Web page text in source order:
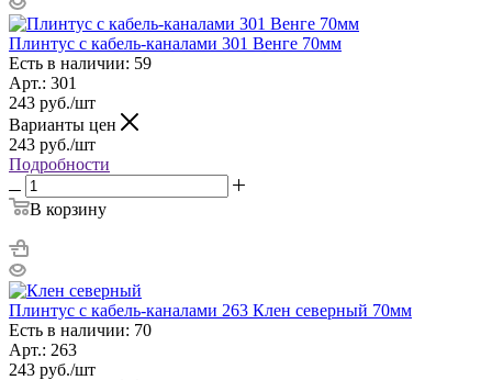
Плинтус с кабель-каналами 301 Венге 70мм
Есть в наличии: 59
Арт.: 301
243 руб./шт
Варианты цен
243 руб./шт
Подробности
В корзину
Плинтус с кабель-каналами 263 Клен северный 70мм
Есть в наличии: 70
Арт.: 263
243 руб./шт